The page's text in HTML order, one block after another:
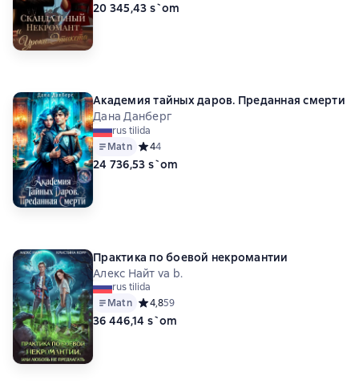
20 345,43 s`om
Академия тайных даров. Преданная смерти
Дана Данберг
rus tilida
Matn Средний рейтинг 4 на основе 4 оценок
44
24 736,53 s`om
Практика по боевой некромантии
Алекс Найт va b.
rus tilida
Matn Средний рейтинг 4,8 на основе 59 оценок
4,859
36 446,14 s`om